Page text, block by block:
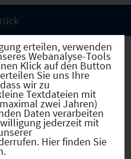
erteilen, verwenden
Webanalyse-Tools
Klick auf den Button
Sie uns Ihre
wir zu
Textdateien mit
zwei Jahren)
Daten verarbeiten
jederzeit mit
Hier finden Sie